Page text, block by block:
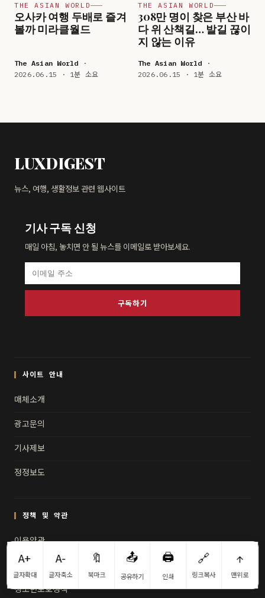
THE ASIAN WORLD
오사카 여행 두배로 즐겨
볼까 미라클월드
The Asian World ·
2026.06.15 · 1분 소요
THE ASIAN WORLD
308만 명이 찾은 부산 바
다 위 산책길… 발길 끊이
지 않는 이유
The Asian World ·
2026.06.15 · 1분 소요
LUXDIGEST
뉴스, 여행, 생활정보 관련 웹사이트
기사 구독 신청
매일 아침, 놓치면 안 될 뉴스를 이메일로 받아보세요.
구독하기
사이트 안내
매체소개
광고문의
기사제보
정정보도
정책 및 약관
이용약관
개인정보처리방침
청소년보호정책
A+
글자확대
A-
글자축소
🔖
북마크
📤
공유하기
🖨️
인쇄
🔗
링크복사
↑
맨위로